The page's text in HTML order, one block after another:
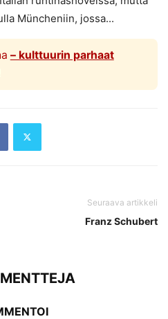
Müncheniin, jossa...
– kulttuurin parhaat
Seuraava artikkeli
Franz Schubert